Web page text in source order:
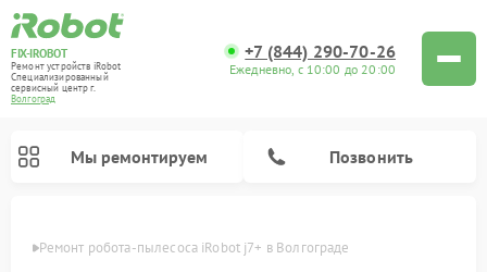
FIX-IROBOT
Ремонт устройств iRobot
Специализированный
cервисный центр г.
Волгоград
+7 (844) 290-70-26
Ежедневно, с 10:00 до 20:00
Мы ремонтируем Позвонить
Ремонт робота-пылесоса iRobot j7+ в Волгограде